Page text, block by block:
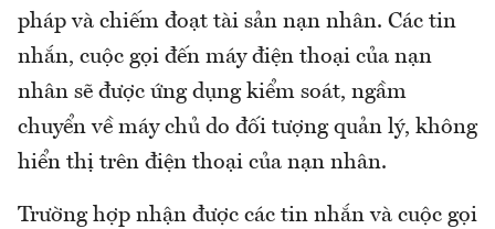
pháp và chiếm đoạt tài sản nạn nhân. Các tin
nhắn, cuộc gọi đến máy điện thoại của nạn
nhân sẽ được ứng dụng kiểm soát, ngầm
chuyển về máy chủ do đối tượng quản lý, không
hiển thị trên điện thoại của nạn nhân.
Trường hợp nhận được các tin nhắn và cuộc gọi